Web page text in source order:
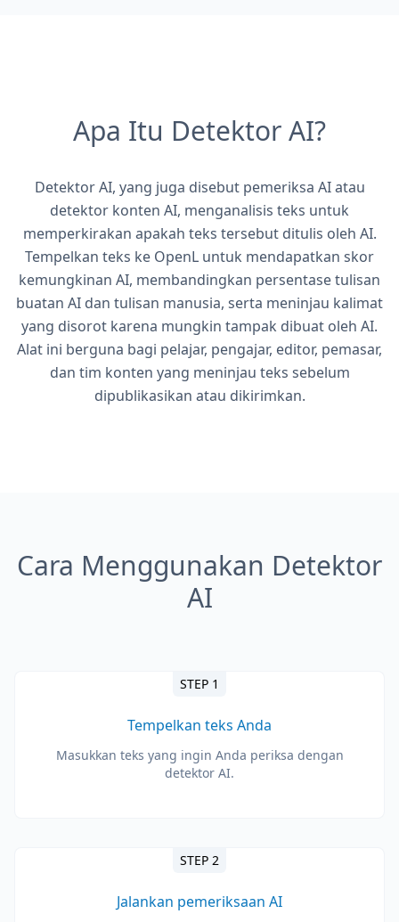
Apa Itu Detektor AI?
Detektor AI, yang juga disebut pemeriksa AI atau
detektor konten AI, menganalisis teks untuk
memperkirakan apakah teks tersebut ditulis oleh AI.
Tempelkan teks ke OpenL untuk mendapatkan skor
kemungkinan AI, membandingkan persentase tulisan
buatan AI dan tulisan manusia, serta meninjau kalimat
yang disorot karena mungkin tampak dibuat oleh AI.
Alat ini berguna bagi pelajar, pengajar, editor, pemasar,
dan tim konten yang meninjau teks sebelum
dipublikasikan atau dikirimkan.
Cara Menggunakan Detektor
AI
STEP 1
Tempelkan teks Anda
Masukkan teks yang ingin Anda periksa dengan
detektor AI.
STEP 2
Jalankan pemeriksaan AI